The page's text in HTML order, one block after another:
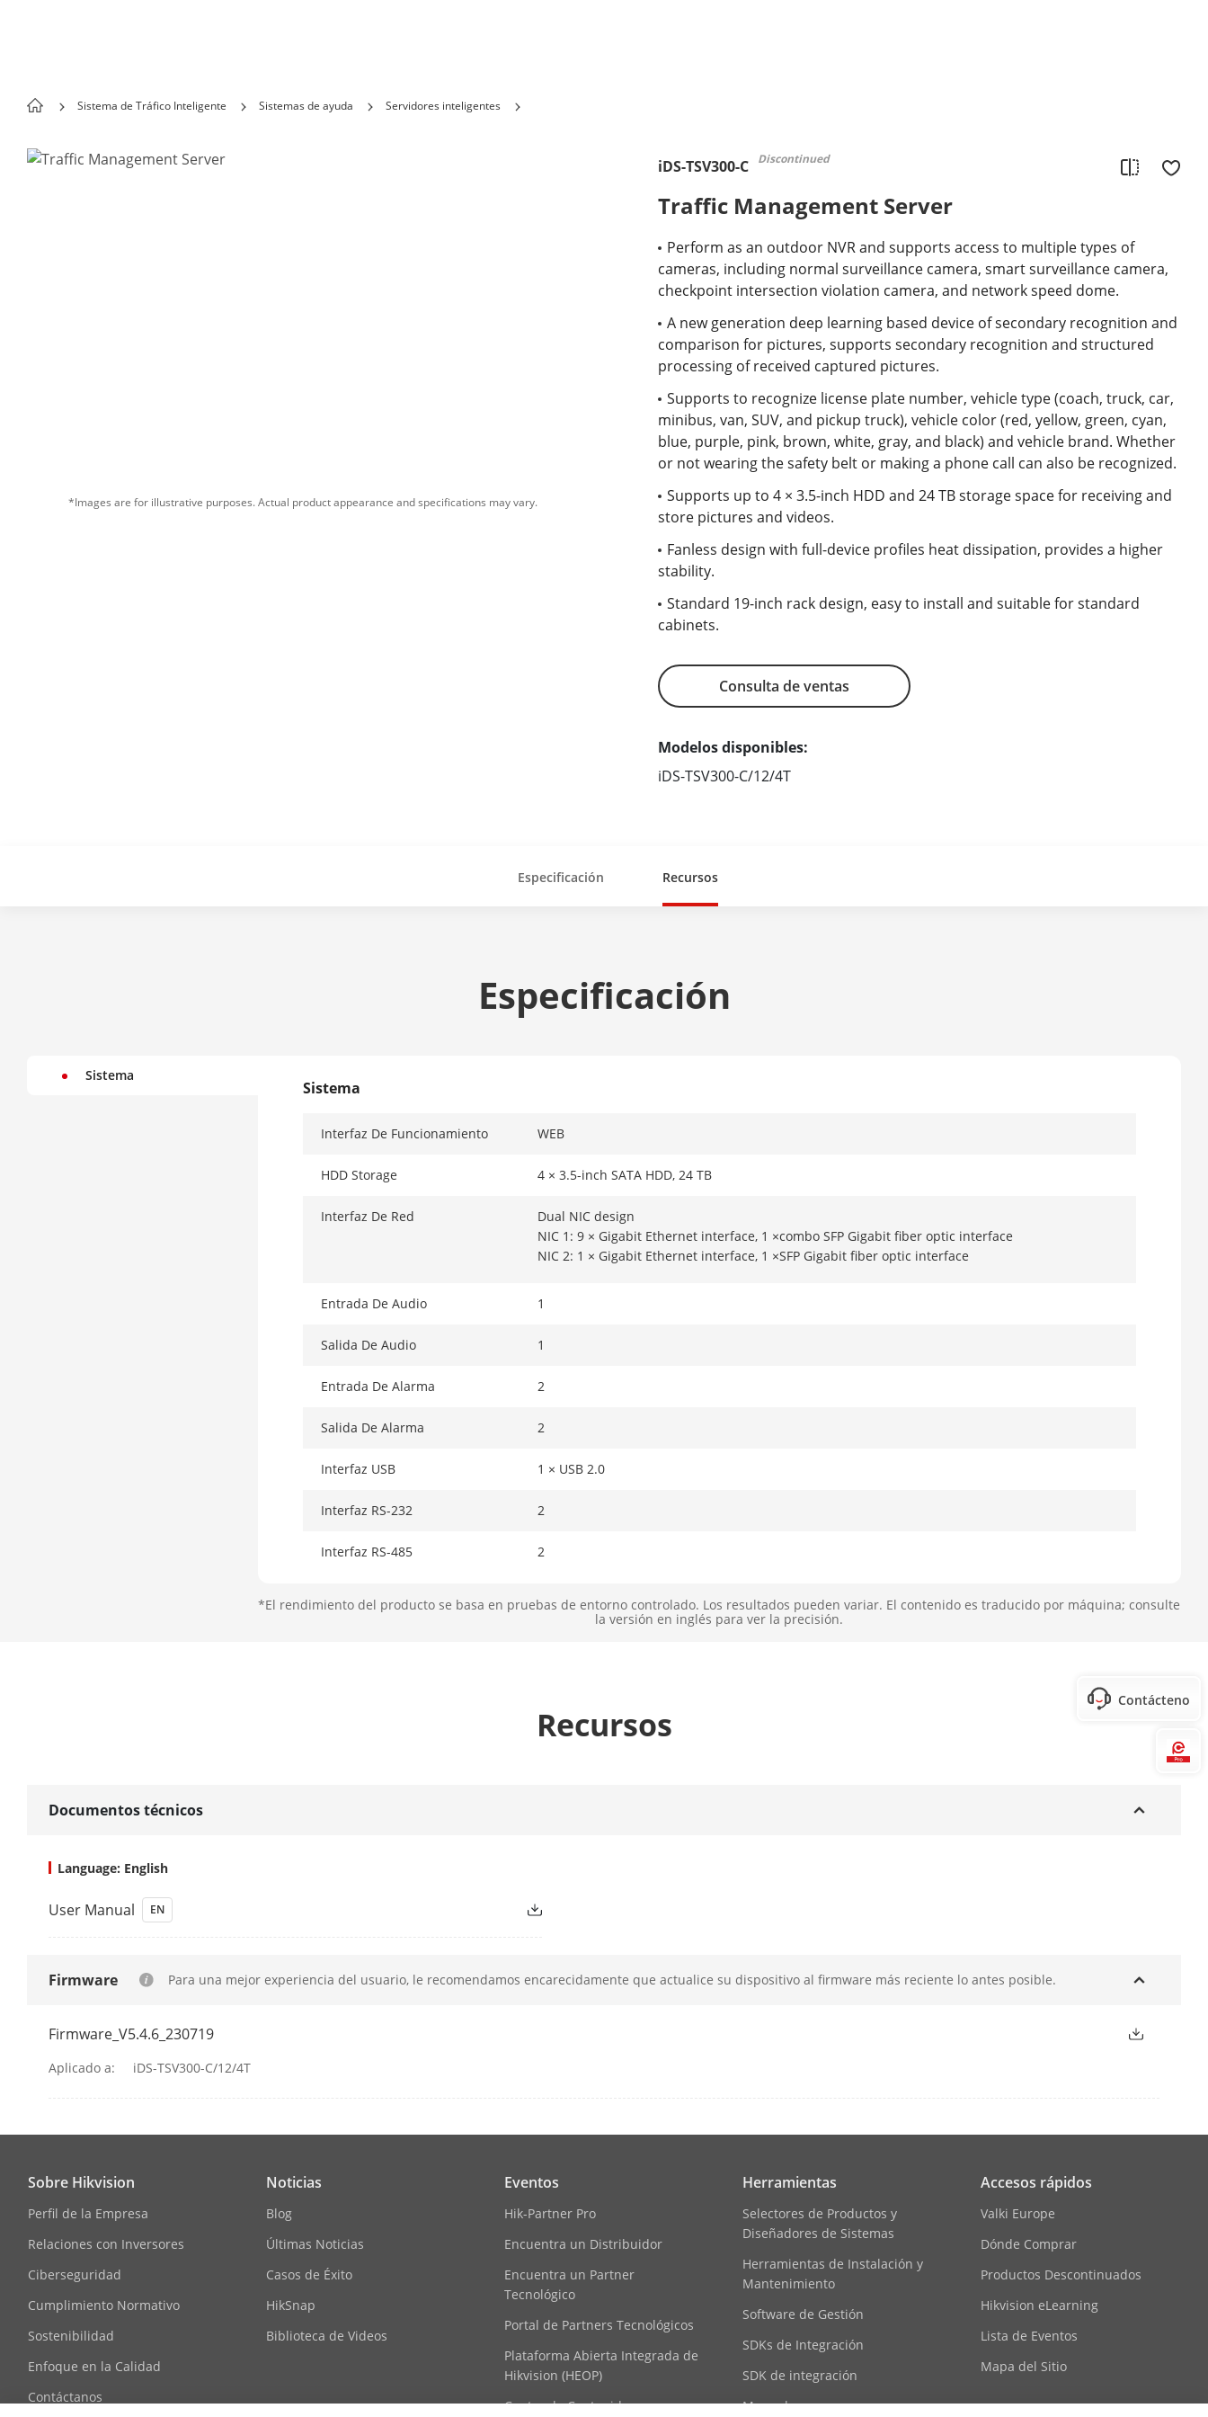
Sistema de Tráfico Inteligente Sistemas de ayuda Servidores inteligentes
*Images are for illustrative purposes. Actual product appearance and specifications may vary.
iDS-TSV300-C Discontinued
Traffic Management Server
Perform as an outdoor NVR and supports access to multiple types of
cameras, including normal surveillance camera, smart surveillance camera,
checkpoint intersection violation camera, and network speed dome.
A new generation deep learning based device of secondary recognition and
comparison for pictures, supports secondary recognition and structured
processing of received captured pictures.
Supports to recognize license plate number, vehicle type (coach, truck, car,
minibus, van, SUV, and pickup truck), vehicle color (red, yellow, green, cyan,
blue, purple, pink, brown, white, gray, and black) and vehicle brand. Whether
or not wearing the safety belt or making a phone call can also be recognized.
Supports up to 4 × 3.5-inch HDD and 24 TB storage space for receiving and
store pictures and videos.
Fanless design with full-device profiles heat dissipation, provides a higher
stability.
Standard 19-inch rack design, easy to install and suitable for standard
cabinets.
Consulta de ventas
Modelos disponibles:
iDS-TSV300-C/12/4T
Especificación Recursos
Especificación
Sistema
Sistema
Interfaz De Funcionamiento WEB
HDD Storage 4 × 3.5-inch SATA HDD, 24 TB
Interfaz De Red
Dual NIC design
NIC 1: 9 × Gigabit Ethernet interface, 1 ×combo SFP Gigabit fiber optic interface
NIC 2: 1 × Gigabit Ethernet interface, 1 ×SFP Gigabit fiber optic interface
Entrada De Audio 1
Salida De Audio 1
Entrada De Alarma 2
Salida De Alarma 2
Interfaz USB 1 × USB 2.0
Interfaz RS-232 2
Interfaz RS-485 2
370 mm × 273 mm × 102.5 mm (14.57inch × 10.75 inch × 4.04 inch)
*El rendimiento del producto se basa en pruebas de entorno controlado. Los resultados pueden variar. El contenido es traducido por máquina; consulte
la versión en inglés para ver la precisión.
Recursos
Documentos técnicos
Language: English
User Manual EN
Firmware Para una mejor experiencia del usuario, le recomendamos encarecidamente que actualice su dispositivo al firmware más reciente lo antes posible.
Firmware_V5.4.6_230719
Aplicado a: iDS-TSV300-C/12/4T
Contáctenos
Sobre Hikvision
Perfil de la Empresa
Relaciones con Inversores
Ciberseguridad
Cumplimiento Normativo
Sostenibilidad
Enfoque en la Calidad
Contáctanos
Noticias
Blog
Últimas Noticias
Casos de Éxito
HikSnap
Biblioteca de Videos
Eventos
Hik-Partner Pro
Encuentra un Distribuidor
Encuentra un Partner
Tecnológico
Portal de Partners Tecnológicos
Plataforma Abierta Integrada de
Hikvision (HEOP)
Centro de Contenido
Herramientas
Selectores de Productos y
Diseñadores de Sistemas
Herramientas de Instalación y
Mantenimiento
Software de Gestión
SDKs de Integración
SDK de integración
Mapa de recursos
Accesos rápidos
Valki Europe
Dónde Comprar
Productos Descontinuados
Hikvision eLearning
Lista de Eventos
Mapa del Sitio